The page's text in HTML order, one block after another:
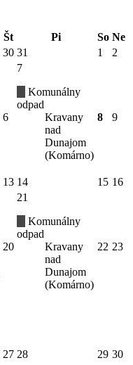
Št Pi So Ne
30 31 1 2
6
7
Komunálny
odpad
Kravany
nad
Dunajom
(Komárno)
8 9
13 14 15 16
20
21
Komunálny
odpad
Kravany
nad
Dunajom
(Komárno)
22 23
27 28 29 30